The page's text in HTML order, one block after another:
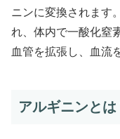
ニンに変換されます
れ、体内で一酸化窒
血管を拡張し、血流
アルギニンとは